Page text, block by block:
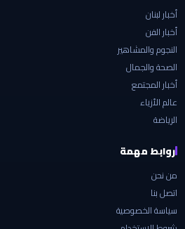
أخبار لبنان
أخبار الفن
النجوم والمشاهير
الصحة والجمال
أخبار المجتمع
عالم الأزياء
الرياضة
روابط مهمة
من نحن
اتصل بنا
سياسة الخصوصية